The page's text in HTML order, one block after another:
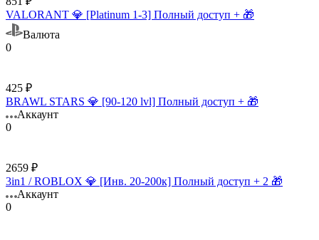
VALORANT 💎 [Platinum 1-3] Полный доступ + 🎁
Валюта
0
425 ₽
BRAWL STARS 💎 [90-120 lvl] Полный доступ + 🎁
Аккаунт
0
2659 ₽
3in1 / ROBLOX 💎 [Инв. 20-200к] Полный доступ + 2 🎁
Аккаунт
0